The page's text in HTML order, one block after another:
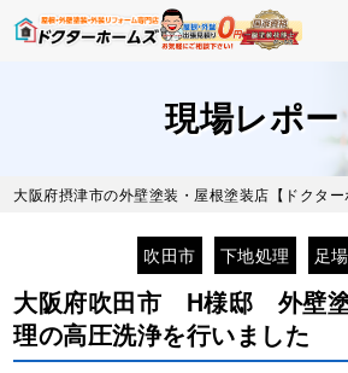
現場レポー
大阪府摂津市の外壁塗装・屋根塗装店【ドクター
吹田市 下地処理 足
大阪府吹田市 H様邸 外壁
理の高圧洗浄を行いました